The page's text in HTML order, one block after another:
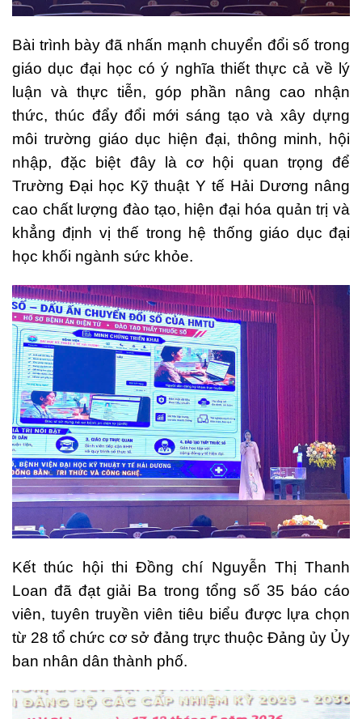
Bài trình bày đã nhấn mạnh chuyển đổi số trong
giáo dục đại học có ý nghĩa thiết thực cả về lý
luận và thực tiễn, góp phần nâng cao nhận
thức, thúc đẩy đổi mới sáng tạo và xây dựng
môi trường giáo dục hiện đại, thông minh, hội
nhập, đặc biệt đây là cơ hội quan trọng để
Trường Đại học Kỹ thuật Y tế Hải Dương nâng
cao chất lượng đào tạo, hiện đại hóa quản trị và
khẳng định vị thế trong hệ thống giáo dục đại
học khối ngành sức khỏe.
Kết thúc hội thi Đồng chí Nguyễn Thị Thanh
Loan đã đạt giải Ba trong tổng số 35 báo cáo
viên, tuyên truyền viên tiêu biểu được lựa chọn
từ 28 tổ chức cơ sở đảng trực thuộc Đảng ủy Ủy
ban nhân dân thành phố.